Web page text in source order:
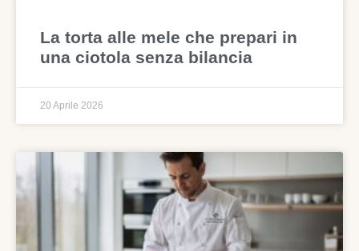
La torta alle mele che prepari in
una ciotola senza bilancia
20 Aprile 2026